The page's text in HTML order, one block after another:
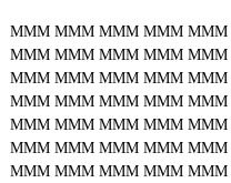
MMM MMM MMM MMM MMM
MMM MMM MMM MMM MMM
MMM MMM MMM MMM MMM
MMM MMM MMM MMM MMM
MMM MMM MMM MMM MMM
MMM MMM MMM MMM MMM
MMM MMM MMM MMM MMM